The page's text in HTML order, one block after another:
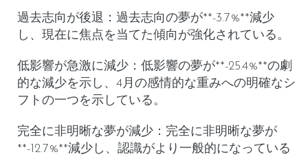
過去志向が後退 ： 過去志向の夢が**-3.7%**減少
し、現在に焦点を当てた傾向が強化されている。
低影響が急激に減少 ： 低影響の夢が**-25.4%**の劇
的な減少を示し、4月の感情的な重みへの明確なシ
フトの一つを示している。
完全に非明晰な夢が減少 ： 完全に非明晰な夢が
**-12.7%**減少し、認識がより一般的になっている